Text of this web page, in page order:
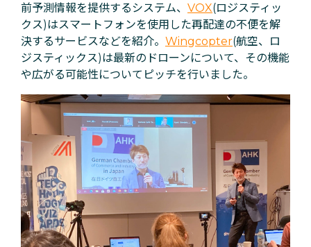
前予測情報を提供するシステム、 VOX(ロジスティッ
クス)はスマートフォンを使用した再配達の不便を解
決するサービスなどを紹介。 Wingcopter(航空、ロ
ジスティックス)は最新のドローンについて、その機能
や広がる可能性についてピッチを行いました。